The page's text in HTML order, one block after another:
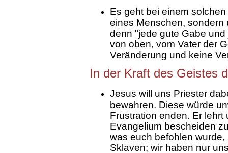
Es geht bei einem
eines Menschen, sondern
denn "jede gute Gabe
von oben, vom Vater der
Veränderung und keine
In der Kraft des Geistes
Jesus will uns Priester
bewahren. Diese würde
Frustration enden. Er
Evangelium bescheiden
was euch befohlen
Sklaven; wir haben nur